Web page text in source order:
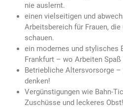
nie auslernt.
einen vielseitigen und
Arbeitsbereich für Frauen, die
schauen.
ein modernes und stylisches
Frankfurt – wo Arbeiten Spaß
Betriebliche Altersvorsorge
denken!
Vergünstigungen wie Bahn-
Zuschüsse und leckeres Obst!